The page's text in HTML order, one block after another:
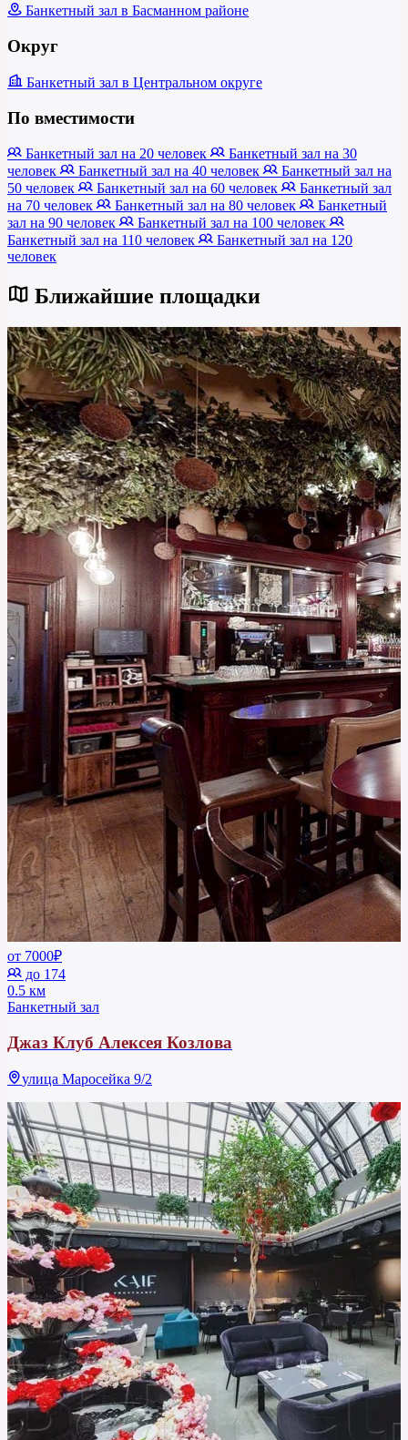
Банкетный зал в Басманном районе
Округ
Банкетный зал в Центральном округе
По вместимости
Банкетный зал на 20 человек
Банкетный зал на 30
человек
Банкетный зал на 40 человек
Банкетный зал на
50 человек
Банкетный зал на 60 человек
Банкетный зал
на 70 человек
Банкетный зал на 80 человек
Банкетный
зал на 90 человек
Банкетный зал на 100 человек
Банкетный зал на 110 человек
Банкетный зал на 120
человек
Ближайшие площадки
от 7000₽
до 174
0.5 км
Банкетный зал
Джаз Клуб Алексея Козлова
улица Маросейка 9/2